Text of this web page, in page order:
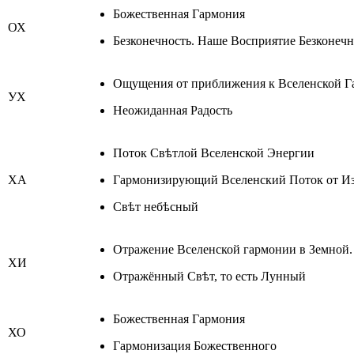
ОХ
Божественная Гармония
Безконечность. Наше Восприятие
УХ
Ощущения от приближения к Вселенской
Неожиданная Радость
ХА
Поток Свѣтлой Вселенской Энергии
Гармонизирующий Вселенский Поток от
Свѣт небѣсный
ХИ
Отражение Вселенской гармонии в Земной.
Отражённый Свѣт, то есть Лунный
ХО
Божественная Гармония
Гармонизация Божественного